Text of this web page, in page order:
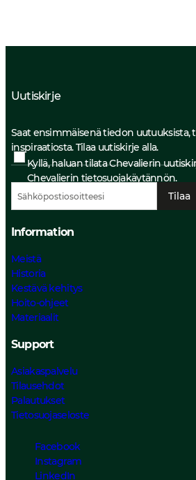
Uutiskirje
Saat ensimmäisenä tiedon uutuuksista,
inspiraatiosta. Tilaa uutiskirje alla.
Kyllä, haluan tilata Chevalierin
Chevalierin tietosuojakäytännön.
Tilaa
Information
Meistä
Historia
Kestävä kehitys
Hoito-ohjeet
Materiaalit
Support
Asiakaspalvelu
Tilausehdot
Palautukset
Tietosuojaseloste
Facebook
Instagram
LinkedIn